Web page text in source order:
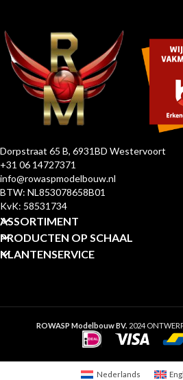
Dorpstraat 65 B, 6931BD Westervoort
+31 06 14727371
info@rowaspmodelbouw.nl
BTW: NL853078658B01
KvK: 58531734
ASSORTIMENT
PRODUCTEN OP SCHAAL
KLANTENSERVICE
ROWASP Modelbouw BV. 2024
Nederlands